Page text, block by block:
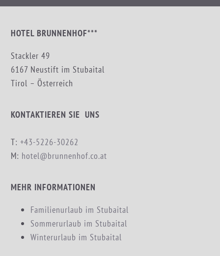
HOTEL BRUNNENHOF***
Stackler 49
6167 Neustift im Stubaital
Tirol – Österreich
KONTAKTIEREN SIE UNS
T:+43-5226-30262
M: hotel@brunnenhof.co.at
MEHR INFORMATIONEN
Familienurlaub im Stubaital
Sommerurlaub im Stubaital
Winterurlaub im Stubaital